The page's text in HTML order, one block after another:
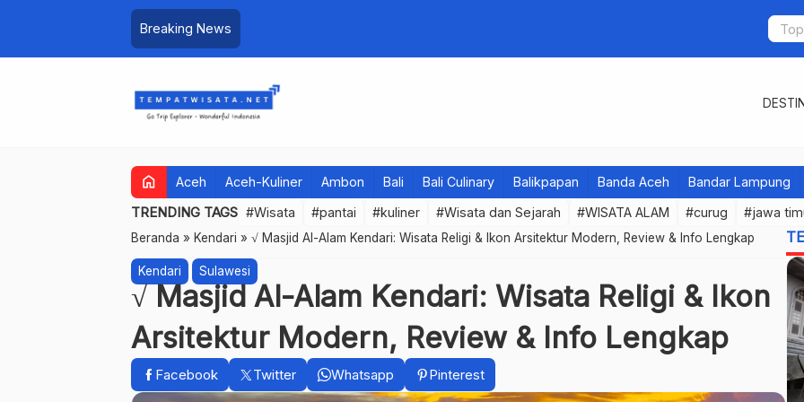
Breaking News
home Aceh Aceh-Kuliner Ambon Bali Bali Culinary Balikpapan Banda Aceh Bandar Lampung
TRENDING TAGS #Wisata #pantai #kuliner #Wisata dan Sejarah #WISATA ALAM #curug #jawa
Beranda » Kendari » √ Masjid Al-Alam Kendari: Wisata Religi & Ikon Arsitektur Modern, Review & Info Lengkap
Kendari Sulawesi
√ Masjid Al-Alam Kendari: Wisata Religi & Ikon
Arsitektur Modern, Review & Info Lengkap
Facebook Twitter Whatsapp Pinterest